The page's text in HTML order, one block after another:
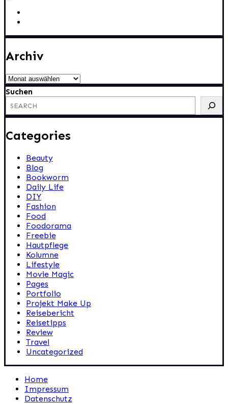
Archiv
Archiv
Suchen
Categories
Beauty
Blog
Bookworm
Daily Life
DIY
Fashion
Food
Foodorama
Freebie
Hautpflege
Kolumne
Lifestyle
Movie Magic
Pages
Portfolio
Projekt Make Up
Reisebericht
Reisetipps
Review
Travel
Uncategorized
Home
Impressum
Datenschutz